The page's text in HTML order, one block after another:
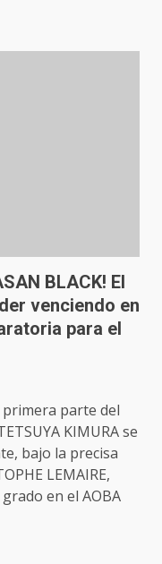
BLACK! El
venciendo en
para el
parte del
KIMURA se
bajo la precisa
LEMAIRE,
en el AOBA